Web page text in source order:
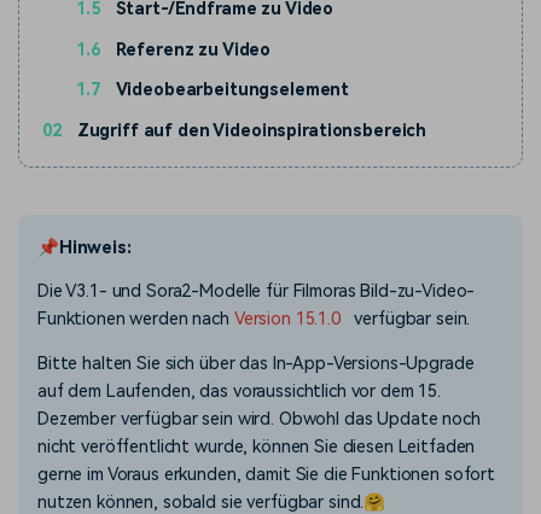
1.5 Start-/Endframe zu Video
1.6 Referenz zu Video
1.7 Videobearbeitungselement
02 Zugriff auf den Videoinspirationsbereich
📌Hinweis:
Die V3.1- und Sora2-Modelle für Filmoras Bild-zu-Video-
Funktionen werden nach Version 15.1.0 verfügbar sein.
Bitte halten Sie sich über das In-App-Versions-Upgrade
auf dem Laufenden, das voraussichtlich vor dem 15.
Dezember verfügbar sein wird. Obwohl das Update noch
nicht veröffentlicht wurde, können Sie diesen Leitfaden
gerne im Voraus erkunden, damit Sie die Funktionen sofort
nutzen können, sobald sie verfügbar sind.🤗